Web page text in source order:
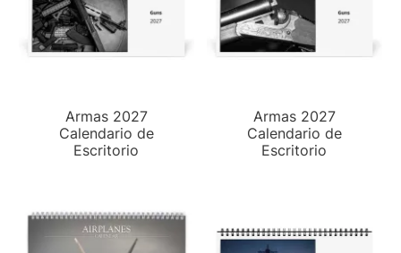
Armas 2027
Calendario de
Escritorio
Armas 2027
Calendario de
Escritorio